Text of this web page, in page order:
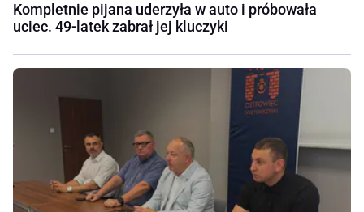
Kompletnie pijana uderzyła w auto i próbowała
uciec. 49-latek zabrał jej kluczyki